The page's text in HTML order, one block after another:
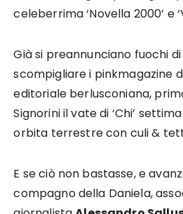
celeberrima ‘Novella 2000’ e
Già si preannunciano fuochi
scompigliare i pinkmagazine
editoriale berlusconiana,
Signorini il vate di ‘Chi’
orbita terrestre con culi &
E se ciò non bastasse, e
compagno della Daniela,